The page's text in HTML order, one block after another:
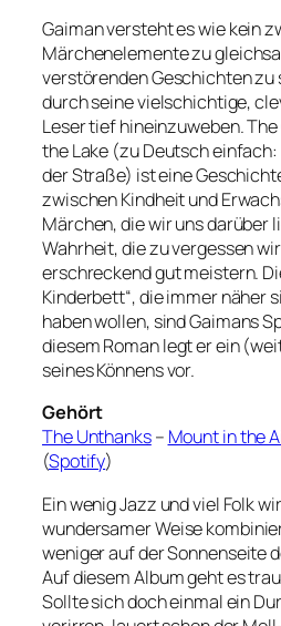
Gaiman versteht es wie kein
Märchenelemente zu
verstörenden Geschichten zu
durch seine vielschichtige,
Leser tief hineinzuweben.
the Lake (zu Deutsch einfach:
der Straße) ist eine
zwischen Kindheit und
Märchen, die wir uns darüber
Wahrheit, die zu vergessen
erschreckend gut meistern.
Kinderbett“, die immer näher
haben wollen, sind Gaimans
diesem Roman legt er ein
seines Könnens vor.
Gehört
The Unthanks– Mount in the
(Spotify)
Ein wenig Jazz und viel Folk
wundersamer Weise
weniger auf der Sonnenseite
Auf diesem Album geht es
Sollte sich doch einmal ein